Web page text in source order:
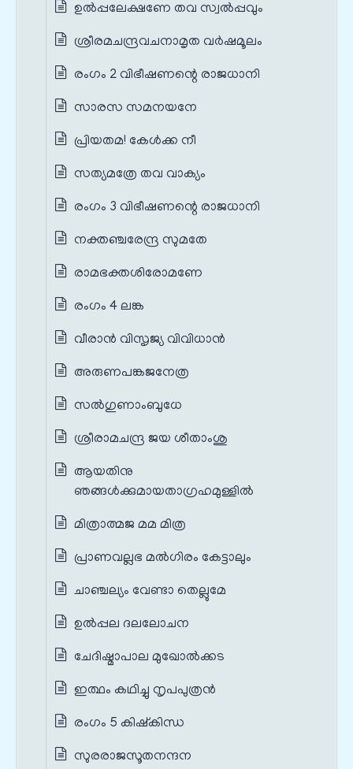
ഉൽപ്പലേക്ഷണേ തവ സ്വൽപ്പവും
ശ്രീരമചന്ദ്രവചനാമൃത വർഷമൂലം
രംഗം 2 വിഭീഷണന്റെ രാജധാനി
സാരസ സമനയനേ
പ്രിയതമ! കേൾക്ക നീ
സത്യമത്രേ തവ വാക്യം
രംഗം 3 വിഭീഷണന്റെ രാജധാനി
നക്തഞ്ചരേന്ദ്ര സുമതേ
രാമഭക്തശിരോമണേ
രംഗം 4 ലങ്ക
വീരാൻ വിസൃജ്യ വിവിധാൻ
അരുണപങ്കജനേത്ര
സൽഗുണാംബുധേ
ശ്രീരാമചന്ദ്ര ജയ ശീതാംശു
ആയതിനു
ഞങ്ങൾക്കുമായതാഗ്രഹമുള്ളിൽ
മിത്രാത്മജ മമ മിത്ര
പ്രാണവല്ലഭ മൽഗിരം കേട്ടാലും
ചാഞ്ചല്യം വേണ്ടാ തെല്ലുമേ
ഉൽപ്പല ദലലോചന
ചേദിഷ്മാപാല മുഖോൽക്കട
ഇത്ഥം കഥിച്ചു നൃപപുത്രൻ
രംഗം 5 കിഷ്കിന്ധ
സുരരാജസൂതനന്ദന